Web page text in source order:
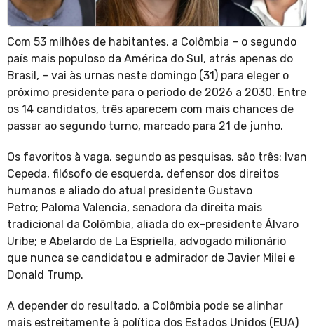
Com 53 milhões de habitantes, a Colômbia – o segundo
país mais populoso da América do Sul, atrás apenas do
Brasil, – vai às urnas neste domingo (31) para eleger o
próximo presidente para o período de 2026 a 2030. Entre
os 14 candidatos, três aparecem com mais chances de
passar ao segundo turno, marcado para 21 de junho.
Os favoritos à vaga, segundo as pesquisas, são três: Ivan
Cepeda, filósofo de esquerda, defensor dos direitos
humanos e aliado do atual presidente Gustavo
Petro; Paloma Valencia, senadora da direita mais
tradicional da Colômbia, aliada do ex-presidente Álvaro
Uribe; e Abelardo de La Espriella, advogado milionário
que nunca se candidatou e admirador de Javier Milei e
Donald Trump.
A depender do resultado, a Colômbia pode se alinhar
mais estreitamente à política dos Estados Unidos (EUA)